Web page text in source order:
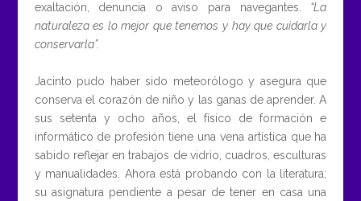
exaltación, denuncia o aviso para navegantes. “La
naturaleza es lo mejor que tenemos y hay que cuidarla y
conservarla”.
Jacinto pudo haber sido meteorólogo y asegura que
conserva el corazón de niño y las ganas de aprender. A
sus setenta y ocho años, el físico de formación e
informático de profesión tiene una vena artística que ha
sabido reflejar en trabajos de vidrio, cuadros, esculturas
y manualidades. Ahora está probando con la literatura;
su asignatura pendiente a pesar de tener en casa una